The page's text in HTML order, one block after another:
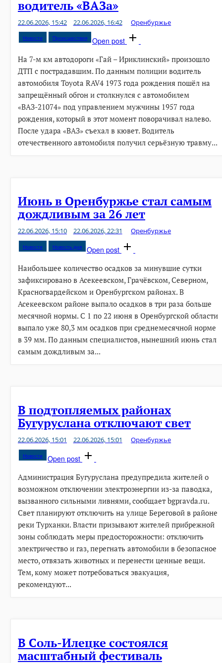
водитель «ВАЗа»
22.06.2026, 15:42 22.06.2026, 16:42 Оренбуржье
Новости Происшествия
Open post
На 7-м км автодороги «Гай – Ириклинский» произошло
ДТП с пострадавшим. По данным полиции водитель
автомобиля Toyota RAV4 1973 года рождения пошёл на
запрещённый обгон и столкнулся с автомобилем
«ВАЗ-21074» под управлением мужчины 1957 года
рождения, который в этот момент поворачивал налево.
После удара «ВАЗ» съехал в кювет. Водитель
отечественного автомобиля получил серьёзную травму...
Июнь в Оренбуржье стал самым
дождливым за 26 лет
22.06.2026, 15:10 22.06.2026, 22:31 Оренбуржье
Новости Новость дня
Open post
Наибольшее количество осадков за минувшие сутки
зафиксировано в Асекеевском, Грачёвском, Северном,
Красногвардейском и Оренбургском районах. В
Асекеевском районе выпало осадков в три раза больше
месячной нормы. С 1 по 22 июня в Оренбургской области
выпало уже 80,3 мм осадков при среднемесячной норме
в 39 мм. По данным специалистов, нынешний июнь стал
самым дождливым за...
В подтопляемых районах
Бугуруслана отключают свет
22.06.2026, 15:01 22.06.2026, 15:01 Оренбуржье
Новости
Open post
Администрация Бугуруслана предупредила жителей о
возможном отключении электроэнергии из-за паводка,
вызванного сильными ливнями, сообщает bgpravda.ru.
Свет планируют отключить на улице Береговой в районе
реки Турханки. Власти призывают жителей прибрежной
зоны соблюдать меры предосторожности: отключить
электричество и газ, перегнать автомобили в безопасное
место, отвязать животных и перенести ценные вещи.
Тем, кому может потребоваться эвакуация,
рекомендуют...
В Соль-Илецке состоялся
масштабный фестиваль